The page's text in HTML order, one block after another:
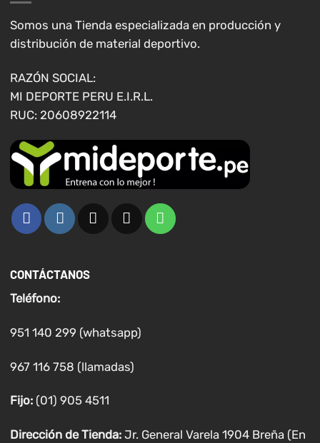
pueden
elegir
en
página
de
producto
elegir
en
Somos una Tienda especializada en producción y
distribución de material deportivo.
RAZÓN SOCIAL:
MI DEPORTE PERU E.I.R.L.
RUC: 20608922114
CONTÁCTANOS
Teléfono:
951 140 299 (whatsapp)
967 116 758 (llamadas)
Fijo:(01) 905 4511
Dirección de Tienda: Jr. General Varela 1904 Breña (En